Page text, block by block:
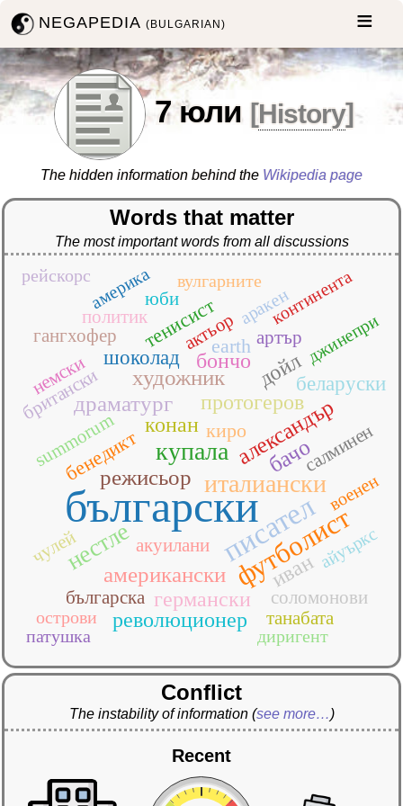
NEGAPEDIA(BULGARIAN)
7 юли [History]
The hidden information behind the Wikipedia page
Words that matter
The most important words from all discussions
българскиписател
футболист
италиански
купала
нестле
александър
американски
бачо
драматург
режисьор
художник
бончо
германски
дойл
иван
конан
протогеров
революционер
беларуски
шоколад
earth
бенедикт киро
тенисист
summorum
актьор
акуилани
артър
британски
българска
гангхофер
немски
политик
салминен
соломонови
танабата
чулей
юби
айуъркс
америка аракен
военен
вулгарните
джинепри
диригент
континента
острови
патушка
рейскорс
Conflict
The instability of information (see more…)
Recent